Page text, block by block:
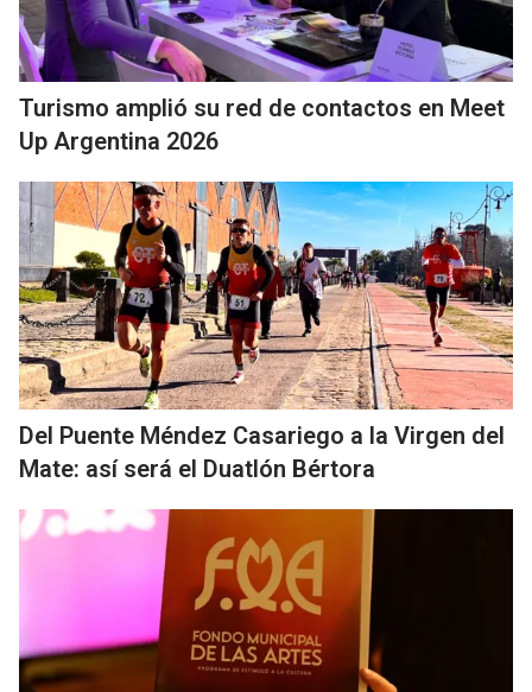
Turismo amplió su red de contactos en Meet
Up Argentina 2026
Del Puente Méndez Casariego a la Virgen del
Mate: así será el Duatlón Bértora